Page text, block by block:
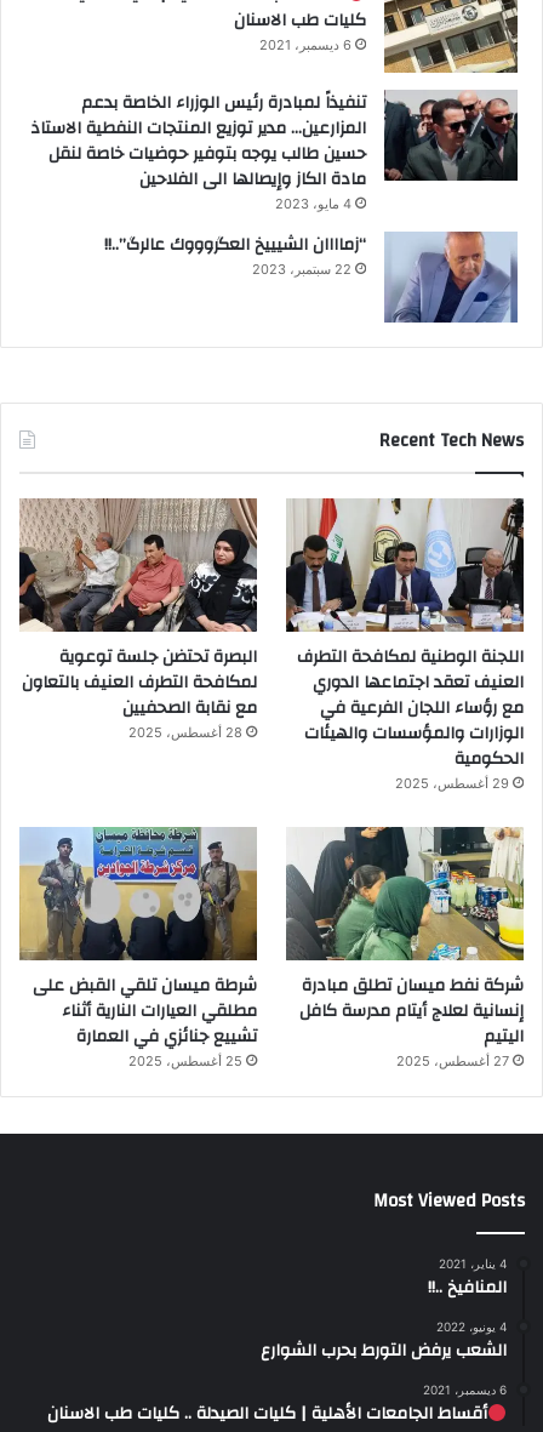
كليات طب الاسنان
6 ديسمبر، 2021
تنفيذاً لمبادرة رئيس الوزراء الخاصة بدعم
المزارعين… مدير توزيع المنتجات النفطية الاستاذ
حسين طالب يوجه بتوفير حوضيات خاصة لنقل
مادة الكاز وإيصالها الى الفلاحين
4 مايو، 2023
“زماااان الشيييخ العگروووك عالرگ”..!!
22 سبتمبر، 2023
Recent Tech News
اللجنة الوطنية لمكافحة التطرف
العنيف تعقد اجتماعها الدوري
مع رؤساء اللجان الفرعية في
الوزارات والمؤسسات والهيئات
الحكومية
29 أغسطس، 2025
البصرة تحتضن جلسة توعوية
لمكافحة التطرف العنيف بالتعاون
مع نقابة الصحفيين
28 أغسطس، 2025
شركة نفط ميسان تطلق مبادرة
إنسانية لعلاج أيتام مدرسة كافل
اليتيم
27 أغسطس، 2025
شرطة ميسان تلقي القبض على
مطلقي العيارات النارية أثناء
تشييع جنائزي في العمارة
25 أغسطس، 2025
Most Viewed Posts
4 يناير، 2021
المنافيخ ..!!
4 يونيو، 2022
الشعب يرفض التورط بحرب الشوارع
6 ديسمبر، 2021
أقساط الجامعات الأهلية | كليات الصيدلة .. كليات طب الاسنان